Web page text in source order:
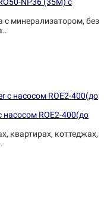
с минерализатором, без
насосом ROE2-400(до
квартирах, коттеджах,